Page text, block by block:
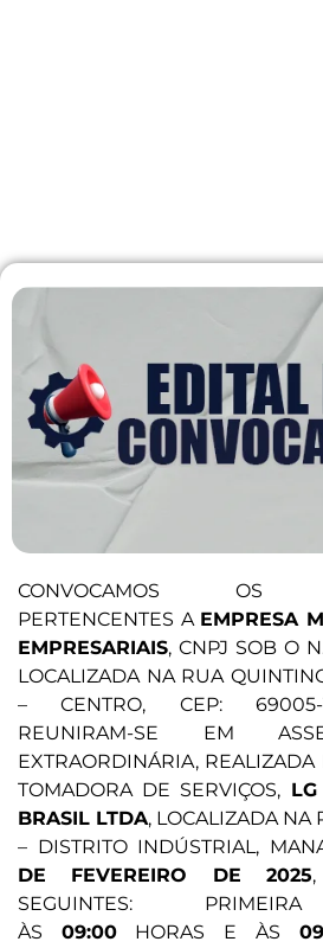
CONVOCAMOS OS
PERTENCENTES A EMPRESA
EMPRESARIAIS, CNPJ SOB O
LOCALIZADA NA RUA
– CENTRO, CEP: 69005-
REUNIRAM-SE EM
EXTRAORDINÁRIA,
TOMADORA DE SERVIÇOS,
BRASIL LTDA, LOCALIZADA NA
– DISTRITO INDÚSTRIAL,
DE FEVEREIRO DE 2025
SEGUINTES: PRIMEIRA
ÀS 09:00HORAS E ÀS